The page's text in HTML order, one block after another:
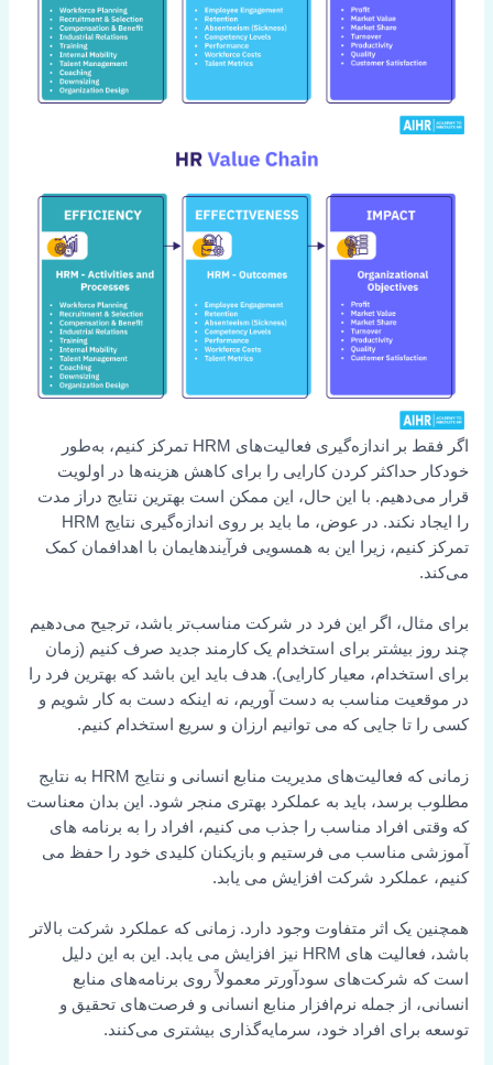
اگر فقط بر اندازه‌گیری فعالیت‌های HRM تمرکز کنیم، به‌طور
خودکار حداکثر کردن کارایی را برای کاهش هزینه‌ها در اولویت
قرار می‌دهیم. با این حال، این ممکن است بهترین نتایج دراز مدت
را ایجاد نکند. در عوض، ما باید بر روی اندازه‌گیری نتایج HRM
تمرکز کنیم، زیرا این به همسویی فرآیندهایمان با اهدافمان کمک
می‌کند.
برای مثال، اگر این فرد در شرکت مناسب‌تر باشد، ترجیح می‌دهیم
چند روز بیشتر برای استخدام یک کارمند جدید صرف کنیم (زمان
برای استخدام، معیار کارایی). هدف باید این باشد که بهترین فرد را
در موقعیت مناسب به دست آوریم، نه اینکه دست به کار شویم و
کسی را تا جایی که می توانیم ارزان و سریع استخدام کنیم.
زمانی که فعالیت‌های مدیریت منابع انسانی و نتایج HRM به نتایج
مطلوب برسد، باید به عملکرد بهتری منجر شود. این بدان معناست
که وقتی افراد مناسب را جذب می کنیم، افراد را به برنامه های
آموزشی مناسب می فرستیم و بازیکنان کلیدی خود را حفظ می
کنیم، عملکرد شرکت افزایش می یابد.
همچنین یک اثر متفاوت وجود دارد. زمانی که عملکرد شرکت بالاتر
باشد، فعالیت های HRM نیز افزایش می یابد. این به این دلیل
است که شرکت‌های سودآورتر معمولاً روی برنامه‌های منابع
انسانی، از جمله نرم‌افزار منابع انسانی و فرصت‌های تحقیق و
توسعه برای افراد خود، سرمایه‌گذاری بیشتری می‌کنند.